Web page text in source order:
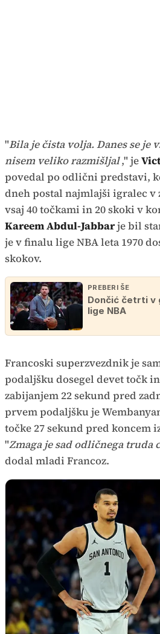
"Bila je čista volja. Danes se je
nisem veliko razmišljal," je
povedal po odlični predstavi,
dneh postal najmlajši igralec v
vsaj 40 točkami in 20 skoki v
Kareem Abdul-Jabbarje bil
je v finalu lige NBA leta 1970
skokov.
PREBERI ŠE
Dončić četrti v
lige NBA
Francoski superzvezdnik je
podaljšku dosegel devet točk
zabijanjem 22 sekund pred
prvem podaljšku je
točke 27 sekund pred koncem
"Zmaga je sad odličnega truda
dodal mladi Francoz.